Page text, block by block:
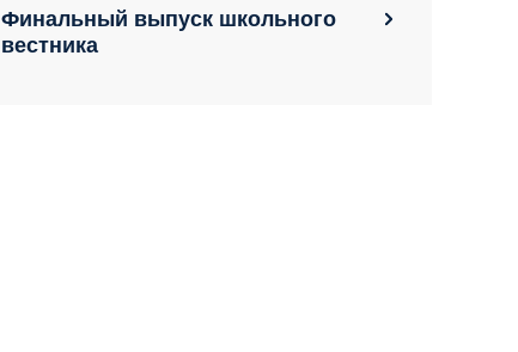
Финальный выпуск школьного
вестника